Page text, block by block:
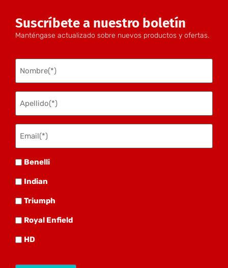
Suscríbete a nuestro boletín
Manténgase actualizado sobre nuevos productos y ofertas.
Nombre
(Obligatorio)
Apellido
(Obligatorio)
Email(*)
(Obligatorio)
Benelli
Benelli
Indian
Indian
Triumph
Triumph
Royal
Royal Enfield
HDHD